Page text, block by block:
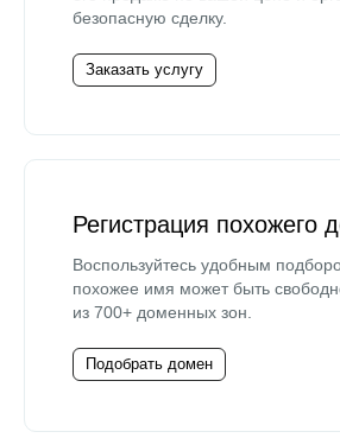
безопасную сделку.
Заказать услугу
Регистрация похожего
Воспользуйтесь удобным
похожее имя может быть
из 700+ доменных зон.
Подобрать домен